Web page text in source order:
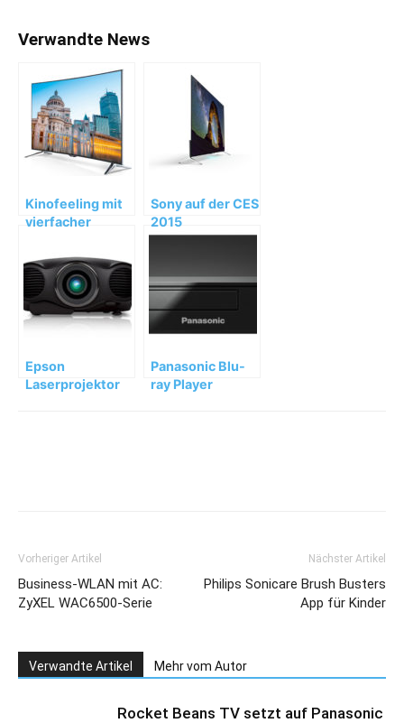
Verwandte News
Kinofeeling mit
vierfacher
Panasonic TX-
55CRW434
Sony auf der CES
2015
Epson
Laserprojektor
Panasonic Blu-
ray Player
Vorheriger Artikel
Business-WLAN mit AC:
ZyXEL WAC6500-Serie
Nächster Artikel
Philips Sonicare Brush Busters
App für Kinder
Verwandte Artikel Mehr vom Autor
Rocket Beans TV setzt auf Panasonic